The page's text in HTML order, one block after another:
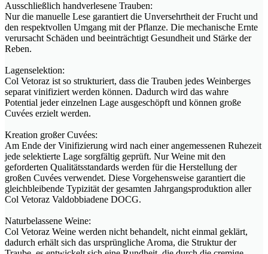
Ausschließlich handverlesene Trauben:
Nur die manuelle Lese garantiert die Unversehrtheit der Frucht und
den respektvollen Umgang mit der Pflanze. Die mechanische Ernte
verursacht Schäden und beeinträchtigt Gesundheit und Stärke der
Reben.
Lagenselektion:
Col Vetoraz ist so strukturiert, dass die Trauben jedes Weinberges
separat vinifiziert werden können. Dadurch wird das wahre
Potential jeder einzelnen Lage ausgeschöpft und können große
Cuvées erzielt werden.
Kreation großer Cuvées:
Am Ende der Vinifizierung wird nach einer angemessenen Ruhezeit
jede selektierte Lage sorgfältig geprüft. Nur Weine mit den
geforderten Qualitätsstandards werden für die Herstellung der
großen Cuvées verwendet. Diese Vorgehensweise garantiert die
gleichbleibende Typizität der gesamten Jahrgangsproduktion aller
Col Vetoraz Valdobbiadene DOCG.
Naturbelassene Weine:
Col Vetoraz Weine werden nicht behandelt, nicht einmal geklärt,
dadurch erhält sich das ursprüngliche Aroma, die Struktur der